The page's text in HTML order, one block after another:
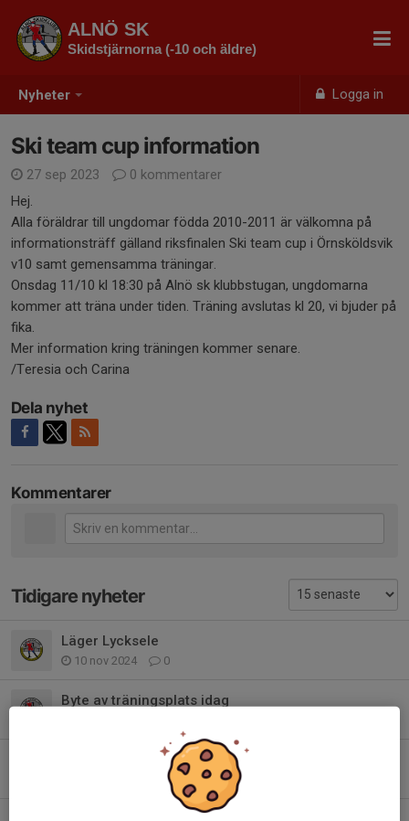
Nyheter Logga in
ALNÖ SK
Skidstjärnorna (-10 och äldre)
Ski team cup information
27 sep 2023
0 kommentarer
Hej.
Alla föräldrar till ungdomar födda 2010-2011 är välkomna på
informationsträff gälland riksfinalen Ski team cup i Örnsköldsvik
v10 samt gemensamma träningar.
Onsdag 11/10 kl 18:30 på Alnö sk klubbstugan, ungdomarna
kommer att träna under tiden. Träning avslutas kl 20, vi bjuder på
fika.
Mer information kring träningen kommer senare.
/Teresia och Carina
Dela nyhet
Kommentarer
Tidigare nyheter
Läger Lycksele
10 nov 2024 0
Byte av träningsplats idag
Inställd träning idag 15/1 pga kyla